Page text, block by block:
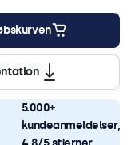
5.000+
kundeanmeldelser,